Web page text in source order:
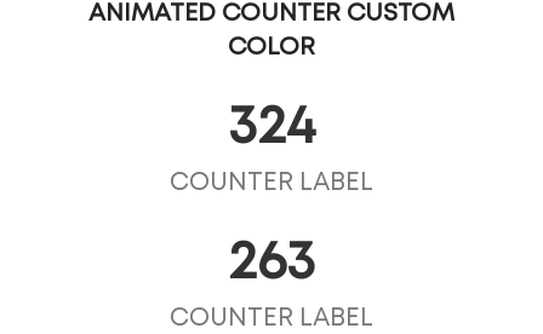
ANIMATED COUNTER CUSTOM
COLOR
324
COUNTER LABEL
263
COUNTER LABEL